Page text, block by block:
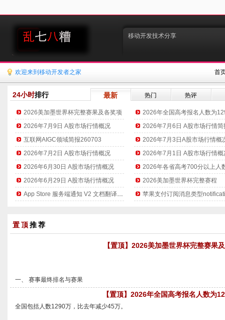
移动开发技术分享
首
欢迎来到移动开发者之家
24小时排行 最新 热门 热评
2026美加墨世界杯完整赛果及各奖项
2026年全国高考报名人数为
2026年7月9日 A股市场行情概况
2026年7月6日 A股市场行情简
互联网AIGC领域简报260703
2026年7月3日A股市场行情概
2026年7月2日 A股市场行情概况
2026年7月1日 A股市场行情概
2026年6月30日 A股市场行情概况
2026年各省高考700分以上人
2026年6月29日 A股市场行情概况
2026美加墨世界杯完整赛程
App Store 服务端通知 V2 文档翻译整理
置顶推荐
【置顶】2026美加墨世界杯完整赛果
一、 赛事最终排名与赛果
本届世界杯的冠亚军决赛在纽约新泽西体育场进行，西班牙队在加时赛中以
得世界杯冠军，这也是他们队史第二次夺冠。
【置顶】2026年全国高考报名人数为
全国包括人数1290万，比去年减少45万。